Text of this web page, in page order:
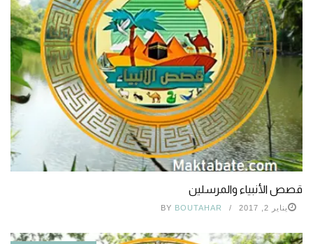
قصص الأنبياء والمرسلين
يناير 2, 2017 BY BOUTAHAR